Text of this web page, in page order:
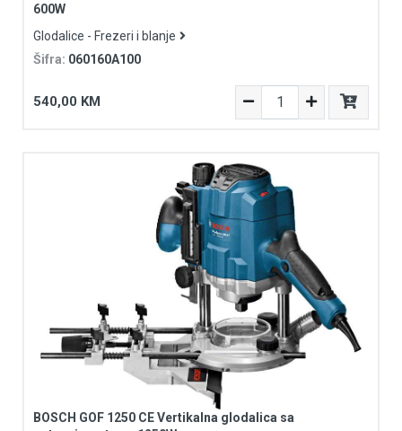
600W
Glodalice - Frezeri i blanje
Šifra: 060160A100
540,00 KM
BOSCH GOF 1250 CE Vertikalna glodalica sa